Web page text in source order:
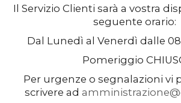
Il Servizio Clienti sarà a vostra
seguente orario:
Dal Lunedì al Venerdì dalle
Pomeriggio
Per urgenze o segnalazioni vi
scrivere ad